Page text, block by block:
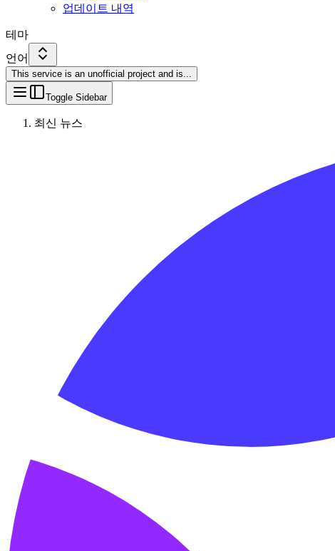
업데이트 내역
테마
언어
This service is an unofficial project and is...
Toggle Sidebar
최신 뉴스